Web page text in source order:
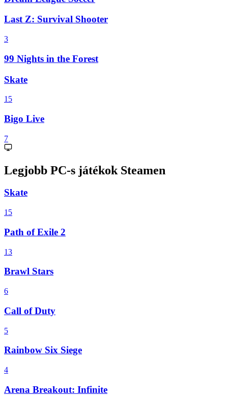
Last Z: Survival Shooter
3
99 Nights in the Forest
Skate
15
Bigo Live
7
Legjobb PC-s játékok Steamen
Skate
15
Path of Exile 2
13
Brawl Stars
6
Call of Duty
5
Rainbow Six Siege
4
Arena Breakout: Infinite